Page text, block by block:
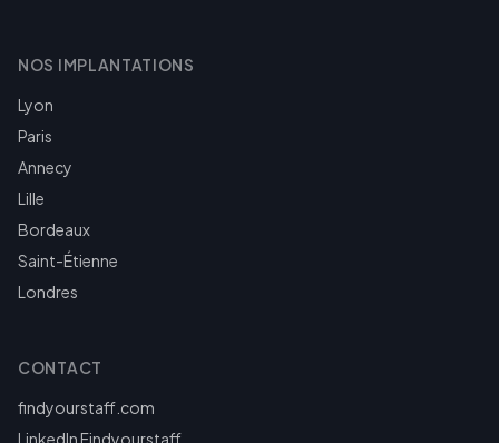
NOS IMPLANTATIONS
Lyon
Paris
Annecy
Lille
Bordeaux
Saint-Étienne
Londres
CONTACT
findyourstaff.com
LinkedIn Findyourstaff